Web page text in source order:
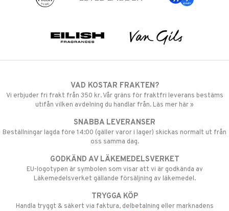
VAD KOSTAR FRAKTEN?
Vi erbjuder fri frakt från 350 kr. Vår gräns för fraktfri leverans bestäms
utifån vilken avdelning du handlar från. Läs mer här »
SNABBA LEVERANSER
Beställningar lagda före 14:00 (gäller varor i lager) skickas normalt ut från
oss samma dag.
GODKÄND AV LÄKEMEDELSVERKET
EU-logotypen är symbolen som visar att vi är godkända av
Läkemedelsverket gällande försäljning av läkemedel.
TRYGGA KÖP
Handla tryggt & säkert via faktura, delbetalning eller marknadens